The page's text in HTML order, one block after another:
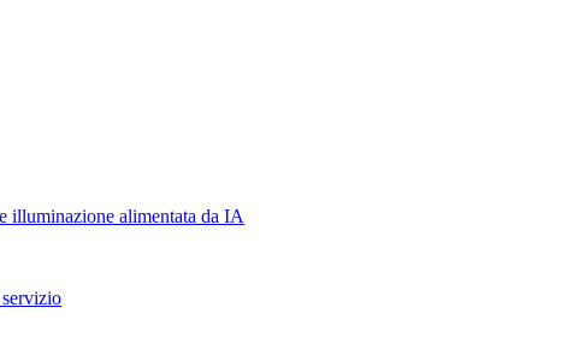
illuminazione alimentata da IA